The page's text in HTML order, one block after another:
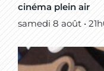
cinéma plein air
samedi 8 août •